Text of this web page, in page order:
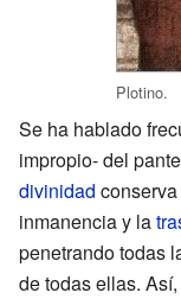
Plotino.
Se ha hablado
impropio- del
divinidad
inmanencia y la
penetrando todas
de todas ellas.